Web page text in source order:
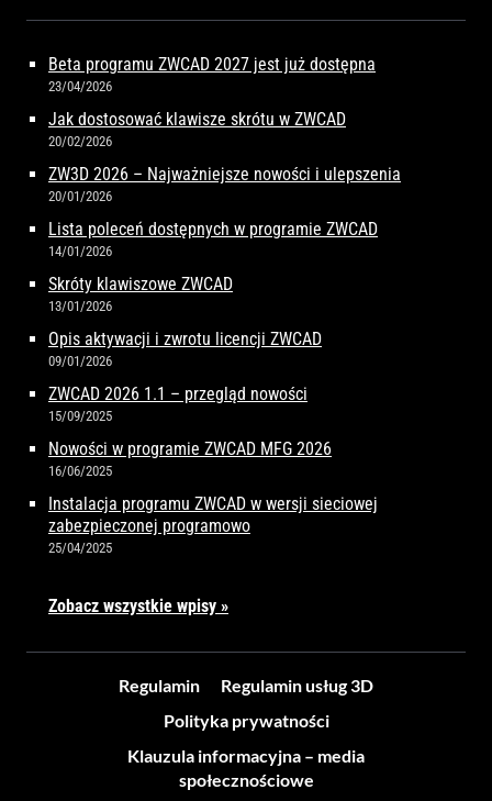
Beta programu ZWCAD 2027 jest już dostępna
23/04/2026
Jak dostosować klawisze skrótu w ZWCAD
20/02/2026
ZW3D 2026 – Najważniejsze nowości i ulepszenia
20/01/2026
Lista poleceń dostępnych w programie ZWCAD
14/01/2026
Skróty klawiszowe ZWCAD
13/01/2026
Opis aktywacji i zwrotu licencji ZWCAD
09/01/2026
ZWCAD 2026 1.1 – przegląd nowości
15/09/2025
Nowości w programie ZWCAD MFG 2026
16/06/2025
Instalacja programu ZWCAD w wersji sieciowej
zabezpieczonej programowo
25/04/2025
Zobacz wszystkie wpisy »
Regulamin
Regulamin usług 3D
Polityka prywatności
Klauzula informacyjna – media
społecznościowe